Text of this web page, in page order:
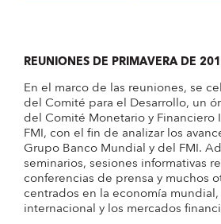
REUNIONES DE PRIMAVERA DE
En el marco de las reuniones, se
del Comité para el Desarrollo, un
del Comité Monetario y Financiero
FMI, con el fin de analizar los
Grupo Banco Mundial y del FMI.
seminarios, sesiones informativas
conferencias de prensa y muchos
centrados en la economía
internacional y los mercados